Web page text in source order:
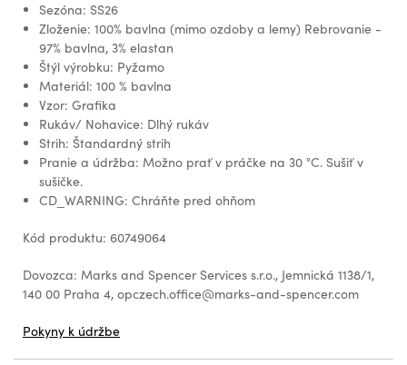
Sezóna: SS26
Zloženie: 100% bavlna (mimo ozdoby a lemy) Rebrovanie -
97% bavlna, 3% elastan
Štýl výrobku: Pyžamo
Materiál: 100 % bavlna
Vzor: Grafika
Rukáv/ Nohavice: Dlhý rukáv
Strih: Štandardný strih
Pranie a údržba: Možno prať v práčke na 30 °C. Sušiť v
sušičke.
CD_WARNING: Chráňte pred ohňom
Kód produktu: 60749064
Dovozca: Marks and Spencer Services s.r.o., Jemnická 1138/1,
140 00 Praha 4, opczech.office@marks-and-spencer.com
Pokyny k údržbe